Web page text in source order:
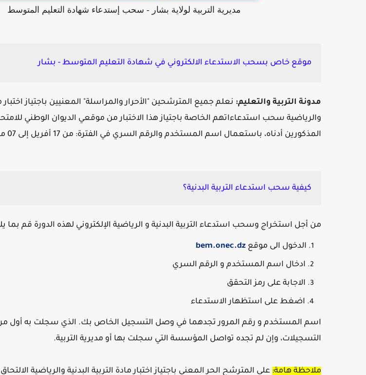
مديرية التربية لولاية بشار - سحب إستدعاء شهادة التعليم المتوسط
موقع خاص بسحب الاستدعاء الالكتروني في شهادة التعليم المتوسط - بشار
مدونة التربية والتعليم: نعلم جميع المترشحين "الأحرار والمراسلة" المعنيين باجتياز اختبار
والرياضية سحب استدعاءاتهم الخاصة باجتياز هذا الاختبار من موقعي الديوان الوطني
المذكورين أدناه، باستعمال اسم المستخدم والرقم السري في الفترة: من 17 أفريل إلى 07 ماي 2023.
كيفية سحب استدعاء التربية البدنية؟
من أجل استخراج وسحب استدعاء التربية البدنية و الرياضية الإلكتروني لهذه الدورة قم بما
الدخول الى موقع bem.onec.dz
ادخال اسم المستخدم و الرقم السري
الاجابة على رمز التحقق
اضغط على استظهار الاستدعاء
اسم المستخدم و رقم المرور تجدهما في وصل التسجيل الخاص بك. الذي سجلت به أول
التسجيلات، وإن لم تجده تواصل المؤسسة التي سجلت بها أو مديرية التربية.
ملاحظة هامة: على المترشح الحر المعني باجتياز اختبار مادة التربية البدنية والرياضية